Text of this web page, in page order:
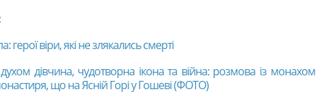
герої віри, які не злякались смерті
дівчина, чудотворна ікона та війна: розмова із монахом
що на Ясній Горі у Гошеві (ФОТО)